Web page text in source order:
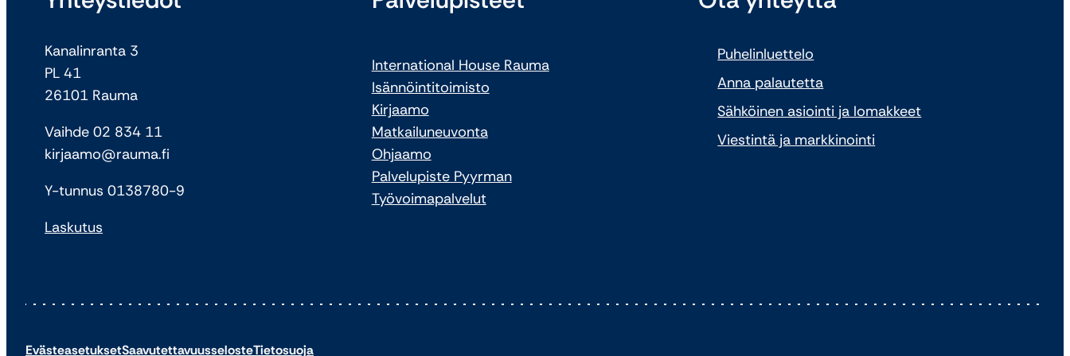
Kanalinranta 3
PL 41
26101 Rauma
Vaihde 02 834 11
kirjaamo@rauma.fi
Y-tunnus 0138780-9
Laskutus
International House Rauma
Isännöintitoimisto
Kirjaamo
Matkailuneuvonta
Ohjaamo
Palvelupiste Pyyrman
Työvoimapalvelut
Puhelinluettelo
Anna palautetta
Sähköinen asiointi ja lomakkeet
Viestintä ja markkinointi
EvästeasetuksetSaavutettavuusselosteTietosuoja